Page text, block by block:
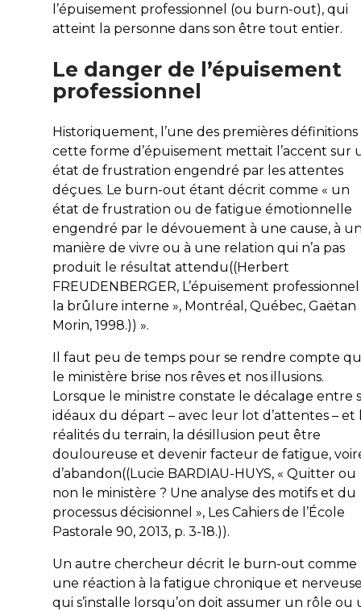
l’épuisement professionnel (ou burn-out), qui
atteint la personne dans son être tout entier.
Le danger de l’épuisement
professionnel
Historiquement, l’une des premières définitions
cette forme d’épuisement mettait l’accent sur
état de frustration engendré par les attentes
déçues. Le burn-out étant décrit comme « un
état de frustration ou de fatigue émotionnelle
engendré par le dévouement à une cause, à
manière de vivre ou à une relation qui n’a pas
produit le résultat attendu((Herbert
FREUDENBERGER, L’épuisement professionnel
la brûlure interne », Montréal, Québec, Gaëtan
Morin, 1998.)) ».
Il faut peu de temps pour se rendre compte
le ministère brise nos rêves et nos illusions.
Lorsque le ministre constate le décalage entre
idéaux du départ – avec leur lot d’attentes – et
réalités du terrain, la désillusion peut être
douloureuse et devenir facteur de fatigue,
d’abandon((Lucie BARDIAU-HUYS, « Quitter ou
non le ministère ? Une analyse des motifs et du
processus décisionnel », Les Cahiers de l’École
Pastorale 90, 2013, p. 3-18.)).
Un autre chercheur décrit le burn-out comme
une réaction à la fatigue chronique et
qui s’installe lorsqu’on doit assumer un rôle ou